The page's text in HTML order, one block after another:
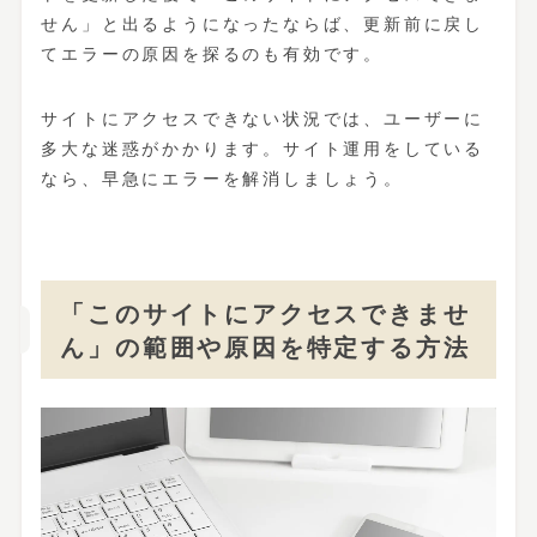
せん」と出るようになったならば、更新前に戻し
てエラーの原因を探るのも有効です。
サイトにアクセスできない状況では、ユーザーに
多大な迷惑がかかります。サイト運用をしている
なら、早急にエラーを解消しましょう。
「このサイトにアクセスできませ
ん」の範囲や原因を特定する方法